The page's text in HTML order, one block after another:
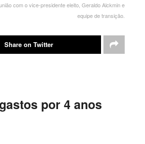
com o vice-presidente eleito, Geraldo Alckmin e
equipe de transição.
Share on Twitter
por 4 anos